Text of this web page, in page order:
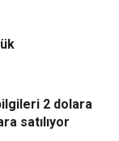
2 dolara
satılıyor